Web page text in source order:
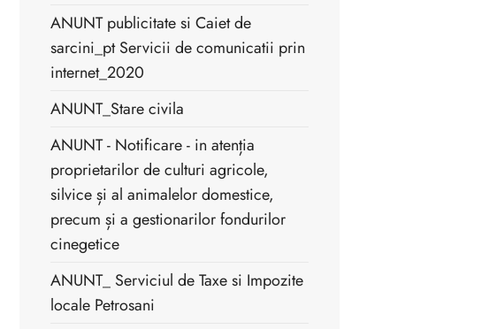
ANUNT publicitate si Caiet de
sarcini_pt Servicii de comunicatii prin
internet_2020
ANUNT_Stare civila
ANUNT - Notificare - in atenția
proprietarilor de culturi agricole,
silvice și al animalelor domestice,
precum și a gestionarilor fondurilor
cinegetice
ANUNT_ Serviciul de Taxe si Impozite
locale Petrosani